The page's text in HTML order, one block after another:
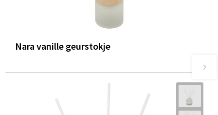
Nara vanille geurstokje